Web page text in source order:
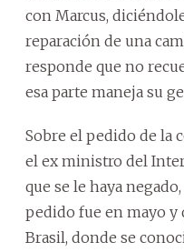
con Marcus,
reparación de una
responde que no
esa parte maneja su
Sobre el pedido de la
el ex ministro del
que se le haya
pedido fue en mayo y
Brasil, donde se